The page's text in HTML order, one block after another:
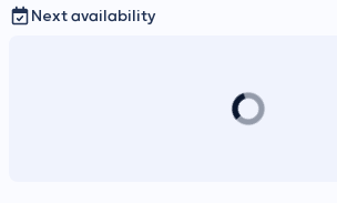
Next availability